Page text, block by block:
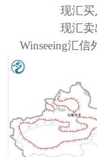
现汇买
现汇卖
Winseeing汇信